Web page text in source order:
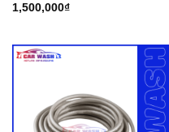
1,500,000₫